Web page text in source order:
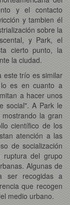
y el contacto
y tambien él
sobre la
y Park, el
cierto punto, la
la ciudad.
este trío es similar
es en cuanto a
a hacer unos
social". A Park le
la gran
científico de los
atención a las
de socialización
del grupo
Algunas de
ser recogidas a
que recogen
medio urbano.